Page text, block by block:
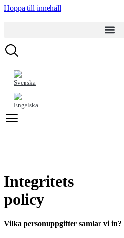
Hoppa till innehåll
Integritets
policy
Vilka personuppgifter samlar vi in?